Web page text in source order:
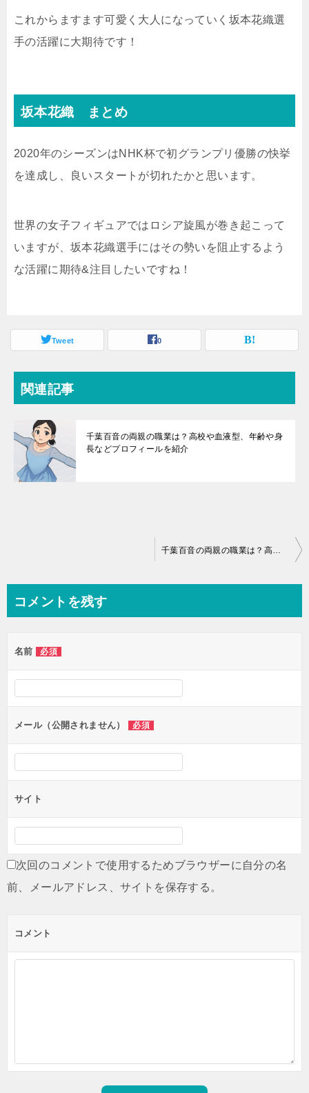
これからますます可愛く大人になっていく坂本花織選
手の活躍に大期待です！
坂本花織 まとめ
2020年のシーズンはNHK杯で初グランプリ優勝の快挙
を達成し、良いスタートが切れたかと思います。
世界の女子フィギュアではロシア旋風が巻き起こって
いますが、坂本花織選手にはその勢いを阻止するよう
な活躍に期待&注目したいですね！
Tweet 0
関連記事
千葉百音の両親の職業は？高校や血液型、年齢や身
長などプロフィールを紹介
ビ
ー
シ
ン
千葉百音の両親の職業は？高校や血液型、年齢や身長などプロフィールを紹介
コメントを残す
名前 必須
メール（公開されません） 必須
サイト
次回のコメントで使用するためブラウザーに自分の名
前、メールアドレス、サイトを保存する。
コメント